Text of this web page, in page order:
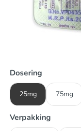
Dosering
25mg 75mg
Verpakking